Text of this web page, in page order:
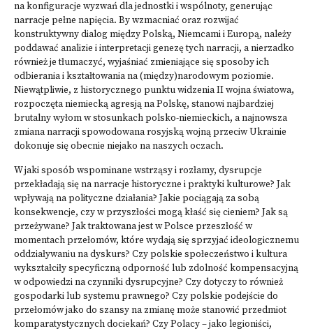
na konfiguracje wyzwań dla jednostki i wspólnoty, generując
narracje pełne napięcia. By wzmacniać oraz rozwijać
konstruktywny dialog między Polską, Niemcami i Europą, należy
poddawać analizie i interpretacji genezę tych narracji, a nierzadko
również je tłumaczyć, wyjaśniać zmieniające się sposoby ich
odbierania i kształtowania na (między)narodowym poziomie.
Niewątpliwie, z historycznego punktu widzenia II wojna światowa,
rozpoczęta niemiecką agresją na Polskę, stanowi najbardziej
brutalny wyłom w stosunkach polsko-niemieckich, a najnowsza
zmiana narracji spowodowana rosyjską wojną przeciw Ukrainie
dokonuje się obecnie niejako na naszych oczach.
W jaki sposób wspominane wstrząsy i rozłamy, dysrupcje
przekładają się na narracje historyczne i praktyki kulturowe? Jak
wpływają na polityczne działania? Jakie pociągają za sobą
konsekwencje, czy w przyszłości mogą kłaść się cieniem? Jak są
przeżywane? Jak traktowana jest w Polsce przeszłość w
momentach przełomów, które wydają się sprzyjać ideologicznemu
oddziaływaniu na dyskurs? Czy polskie społeczeństwo i kultura
wykształciły specyficzną odporność lub zdolność kompensacyjną
w odpowiedzi na czynniki dysrupcyjne? Czy dotyczy to również
gospodarki lub systemu prawnego? Czy polskie podejście do
przełomów jako do szansy na zmianę może stanowić przedmiot
komparatystycznych dociekań? Czy Polacy – jako legioniści,